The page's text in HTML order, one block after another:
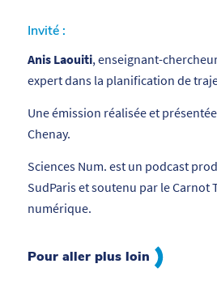
Invité :
Anis Laouiti, enseignant-
expert dans la planification de
Une émission réalisée et
Chenay.
Sciences Num. est un podcast
SudParis et soutenu par le Carnot
numérique.
Pour aller plus loin